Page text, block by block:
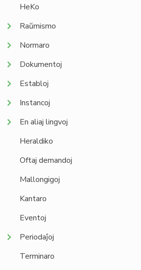
HeKo
Raŭmismo
Normaro
Dokumentoj
Establoj
Instancoj
En aliaj lingvoj
Heraldiko
Oftaj demandoj
Mallongigoj
Kantaro
Eventoj
Periodaĵoj
Terminaro